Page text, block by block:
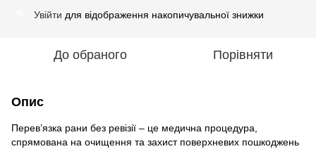
Увійти для відображення накопичувальної знижки
До обраного Порівняти
Опис
Перев’язка рани без ревізії – це медична процедура,
спрямована на очищення та захист поверхневих пошкоджень